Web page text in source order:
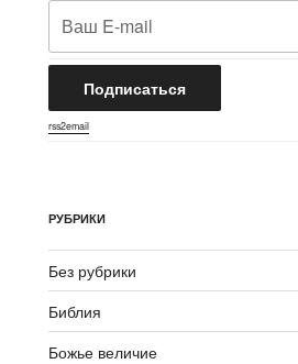
rss2email
РУБРИКИ
Без рубрики
Библия
Божье величие